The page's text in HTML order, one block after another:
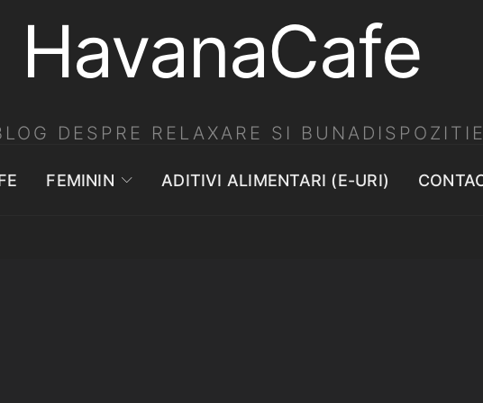
HavanaCafe
DESPRE RELAXARE SI
FEMININ ADITIVI ALIMENTARI (E-URI)